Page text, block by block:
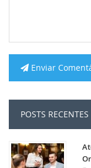
POSTS RECENTES